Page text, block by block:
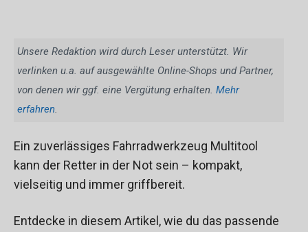
Unsere Redaktion wird durch Leser unterstützt. Wir
verlinken u.a. auf ausgewählte Online-Shops und Partner,
von denen wir ggf. eine Vergütung erhalten. Mehr
erfahren.
Ein zuverlässiges Fahrradwerkzeug Multitool
kann der Retter in der Not sein – kompakt,
vielseitig und immer griffbereit.
Entdecke in diesem Artikel, wie du das passende